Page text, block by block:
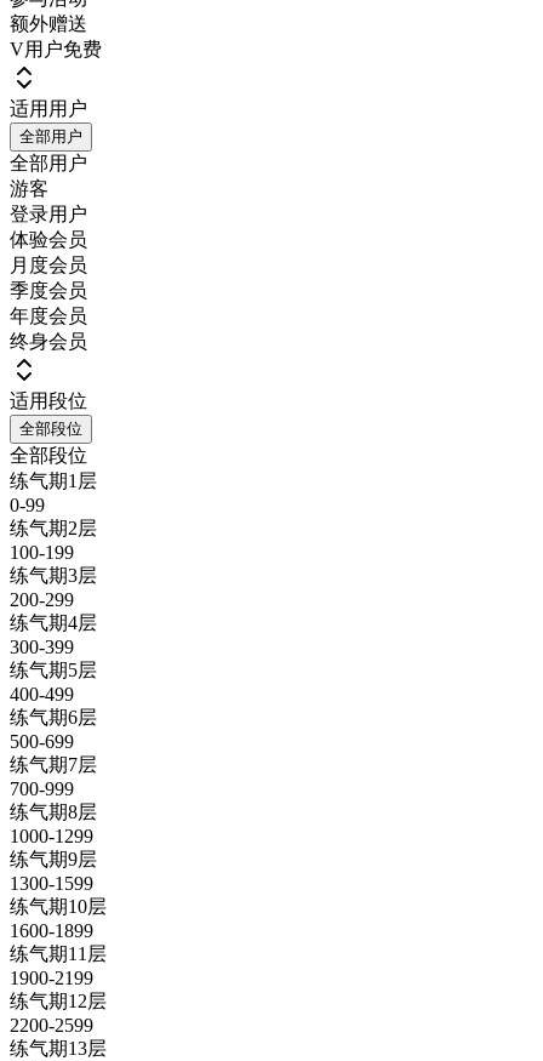
额外赠送
V用户免费
适用用户
全部用户
全部用户
游客
登录用户
体验会员
月度会员
季度会员
年度会员
终身会员
适用段位
全部段位
全部段位
练气期1层
0-99
练气期2层
100-199
练气期3层
200-299
练气期4层
300-399
练气期5层
400-499
练气期6层
500-699
练气期7层
700-999
练气期8层
1000-1299
练气期9层
1300-1599
练气期10层
1600-1899
练气期11层
1900-2199
练气期12层
2200-2599
练气期13层